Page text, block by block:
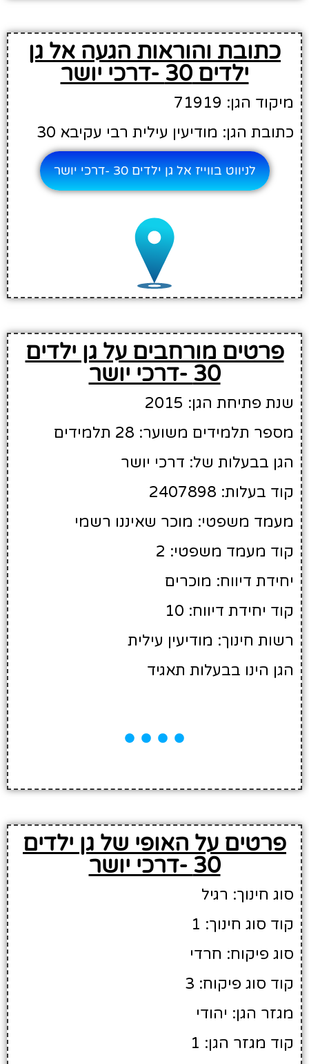
כתובת והוראות הגעה אל גן
ילדים 30 -דרכי יושר
מיקוד הגן: 71919
כתובת הגן: מודיעין עילית רבי עקיבא 30
לניווט בווייז אל גן ילדים 30 -דרכי יושר
פרטים מורחבים על גן ילדים
30 -דרכי יושר
שנת פתיחת הגן: 2015
מספר תלמידים משוער: 28 תלמידים
הגן בבעלות של: דרכי יושר
קוד בעלות: 2407898
מעמד משפטי: מוכר שאיננו רשמי
קוד מעמד משפטי: 2
יחידת דיווח: מוכרים
קוד יחידת דיווח: 10
רשות חינוך: מודיעין עילית
הגן הינו בבעלות תאגיד
פרטים על האופי של גן ילדים
30 -דרכי יושר
סוג חינוך: רגיל
קוד סוג חינוך: 1
סוג פיקוח: חרדי
קוד סוג פיקוח: 3
מגזר הגן: יהודי
קוד מגזר הגן: 1